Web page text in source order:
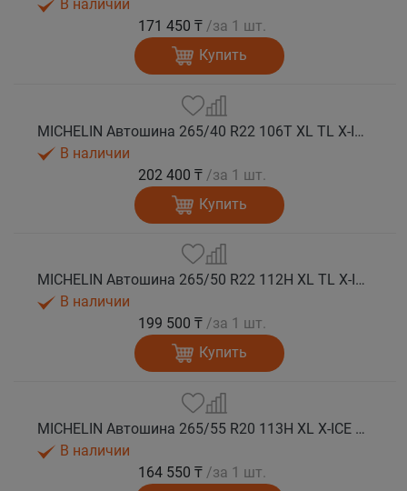
В наличии
171 450 ₸ /за 1 шт.
Купить
MICHELIN Автошина 265/40 R22 106T XL TL X-ICE SNOW SUV зима
В наличии
202 400 ₸ /за 1 шт.
Купить
MICHELIN Автошина 265/50 R22 112H XL TL X-ICE SNOW SUV зима
В наличии
199 500 ₸ /за 1 шт.
Купить
MICHELIN Автошина 265/55 R20 113H XL X-ICE SNOW SUV зима
В наличии
164 550 ₸ /за 1 шт.